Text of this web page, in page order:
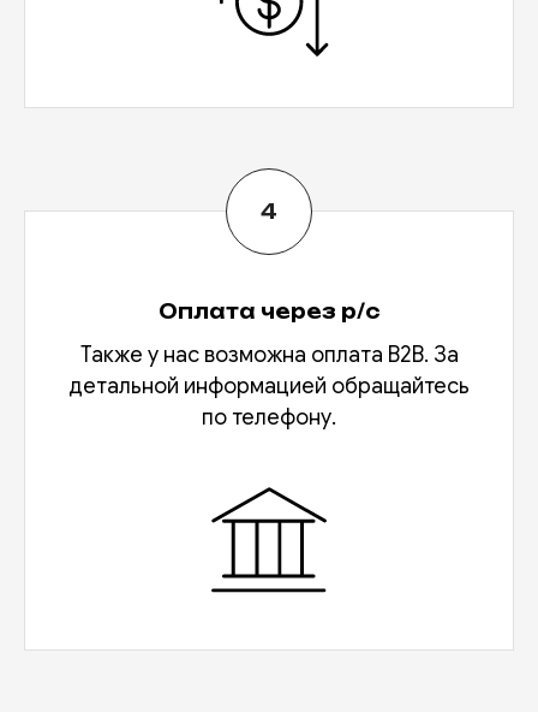
Оплата через р/с
Также у нас возможна оплата В2В. За
детальной информацией обращайтесь
по телефону.